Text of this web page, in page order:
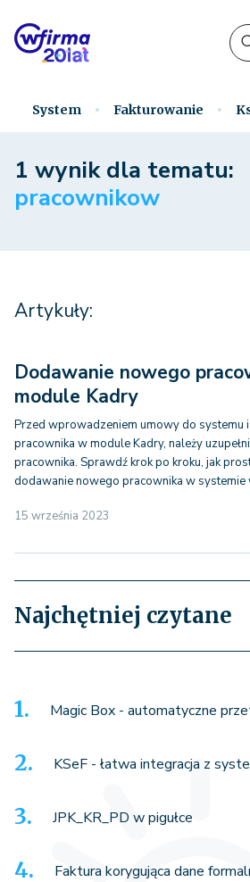
System Fakturowanie
1 wynik dla tematu:
pracownikow
Artykuły:
Dodawanie nowego
module Kadry
Przed wprowadzeniem umowy do systemu
pracownika w module Kadry, należy
pracownika. Sprawdź krok po kroku, jak
dodawanie nowego pracownika w systemie
15 września 2023
Najchętniej czytane
Magic Box - automatyczne
KSeF - łatwa integracja z
JPK_KR_PD w pigułce
Faktura korygująca dane